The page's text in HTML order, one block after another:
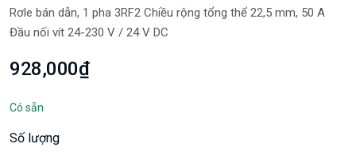
Rơle bán dẫn, 1 pha 3RF2 Chiều rộng tổng thể 22,5 mm, 50 A
Đầu nối vít 24-230 V / 24 V DC
928,000₫
Có sẵn
Số lượng